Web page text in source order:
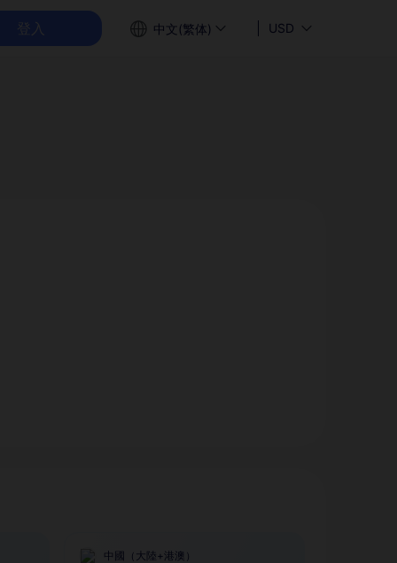
登入 中文(繁体) USD
中國（大陸+港澳）